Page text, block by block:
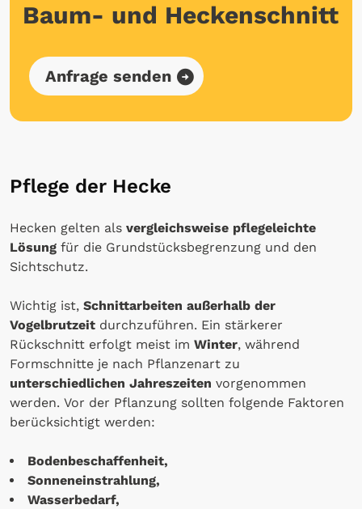
Baum- und Heckenschnitt
Anfrage senden
Pflege der Hecke
Hecken gelten als vergleichsweise pflegeleichte
Lösung für die Grundstücksbegrenzung und den
Sichtschutz.
Wichtig ist, Schnittarbeiten außerhalb der
Vogelbrutzeit durchzuführen. Ein stärkerer
Rückschnitt erfolgt meist im Winter, während
Formschnitte je nach Pflanzenart zu
unterschiedlichen Jahreszeiten vorgenommen
werden. Vor der Pflanzung sollten folgende Faktoren
berücksichtigt werden:
Bodenbeschaffenheit,
Sonneneinstrahlung,
Wasserbedarf,